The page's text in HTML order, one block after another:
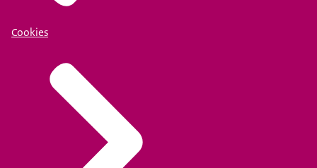
Cookies